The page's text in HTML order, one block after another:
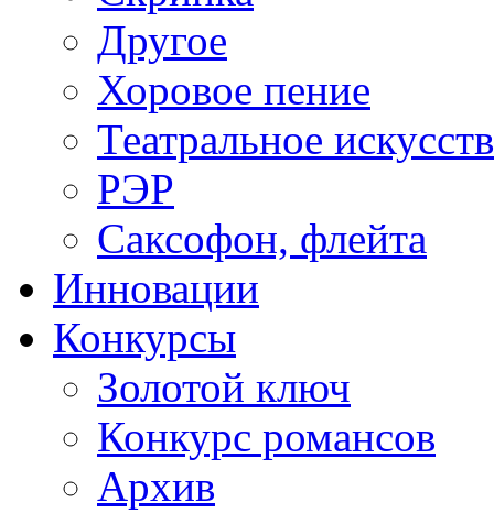
Другое
Хоровое пение
Театральное
РЭР
Саксофон, флейта
Инновации
Конкурсы
Золотой ключ
Конкурс романсов
Архив